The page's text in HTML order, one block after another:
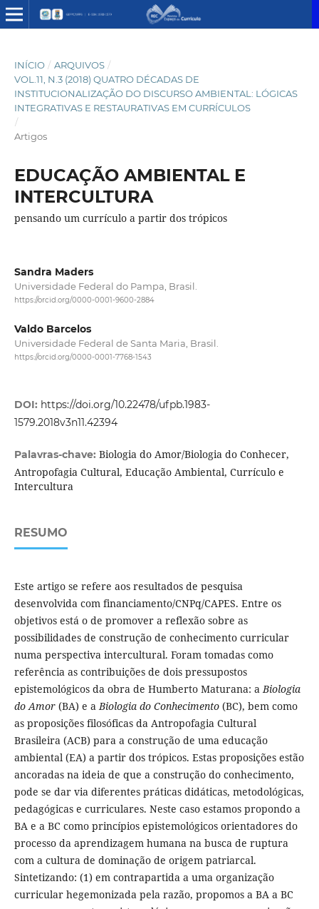
INÍCIO / ARQUIVOS /
VOL.11, N.3 (2018) QUATRO DÉCADAS DE
INSTITUCIONALIZAÇÃO DO DISCURSO AMBIENTAL: LÓGICAS
INTEGRATIVAS E RESTAURATIVAS EM CURRÍCULOS
/
Artigos
EDUCAÇÃO AMBIENTAL E
INTERCULTURA
pensando um currículo a partir dos trópicos
Sandra Maders
Universidade Federal do Pampa, Brasil.
https://orcid.org/0000-0001-9600-2884
Valdo Barcelos
Universidade Federal de Santa Maria, Brasil.
https://orcid.org/0000-0001-7768-1543
DOI: https://doi.org/10.22478/ufpb.1983-
1579.2018v3n11.42394
Palavras-chave: Biologia do Amor/Biologia do Conhecer,
Antropofagia Cultural, Educação Ambiental, Currículo e
Intercultura
RESUMO
Este artigo se refere aos resultados de pesquisa
desenvolvida com financiamento/CNPq/CAPES. Entre os
objetivos está o de promover a reflexão sobre as
possibilidades de construção de conhecimento curricular
numa perspectiva intercultural. Foram tomadas como
referência as contribuições de dois pressupostos
epistemológicos da obra de Humberto Maturana: a Biologia
do Amor(BA) e a Biologia do Conhecimento(BC), bem como
as proposições filosóficas da Antropofagia Cultural
Brasileira (ACB) para a construção de uma educação
ambiental (EA) a partir dos trópicos. Estas proposições estão
ancoradas na ideia de que a construção do conhecimento,
pode se dar via diferentes práticas didáticas, metodológicas,
pedagógicas e curriculares. Neste caso estamos propondo a
BA e a BC como princípios epistemológicos orientadores do
processo da aprendizagem humana na busca de ruptura
com a cultura de dominação de origem patriarcal.
Sintetizando: (1) em contrapartida a uma organização
curricular hegemonizada pela razão, propomos a BA a BC